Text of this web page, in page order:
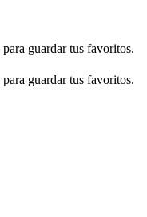
guardar tus favoritos.
guardar tus favoritos.